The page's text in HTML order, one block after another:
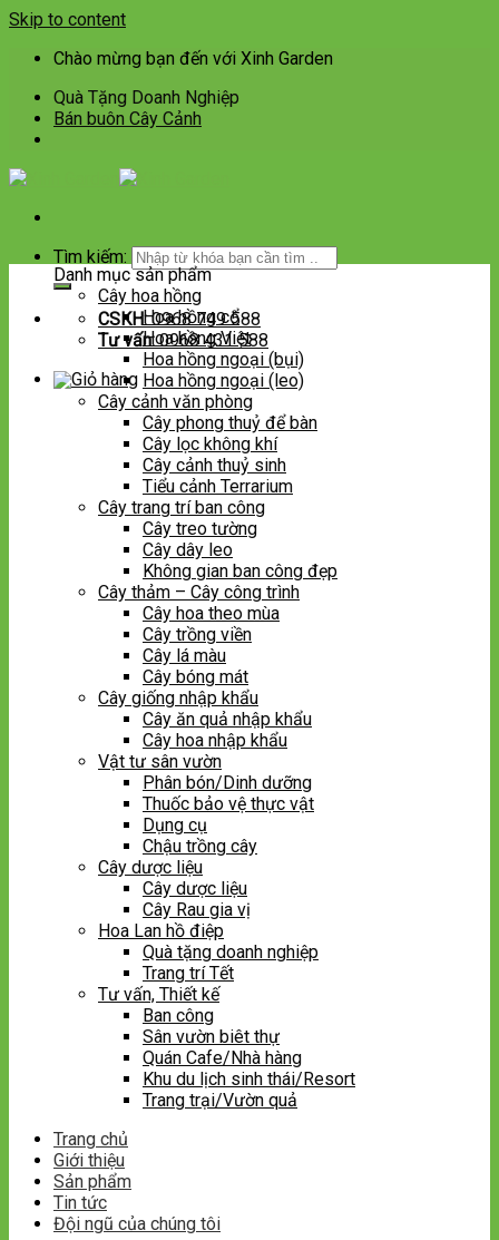
Skip to content
Chào mừng bạn đến với Xinh Garden
Quà Tặng Doanh Nghiệp
Bán buôn Cây Cảnh
Tìm kiếm:
CSKH:0968 749 588
Tư vấn:0968 431 588
Danh mục sản phẩm
Cây hoa hồng
Hoa hồng cổ
Hoa hồng Việt
Hoa hồng ngoại (bụi)
Hoa hồng ngoại (leo)
Cây cảnh văn phòng
Cây phong thuỷ để bàn
Cây lọc không khí
Cây cảnh thuỷ sinh
Tiểu cảnh Terrarium
Cây trang trí ban công
Cây treo tường
Cây dây leo
Không gian ban công đẹp
Cây thảm – Cây công trình
Cây hoa theo mùa
Cây trồng viền
Cây lá màu
Cây bóng mát
Cây giống nhập khẩu
Cây ăn quả nhập khẩu
Cây hoa nhập khẩu
Vật tư sân vườn
Phân bón/Dinh dưỡng
Thuốc bảo vệ thực vật
Dụng cụ
Chậu trồng cây
Cây dược liệu
Cây dược liệu
Cây Rau gia vị
Hoa Lan hồ điệp
Quà tặng doanh nghiệp
Trang trí Tết
Tư vấn, Thiết kế
Ban công
Sân vườn biêt thự
Quán Cafe/Nhà hàng
Khu du lịch sinh thái/Resort
Trang trại/Vườn quả
Trang chủ
Giới thiệu
Sản phẩm
Tin tức
Đội ngũ của chúng tôi